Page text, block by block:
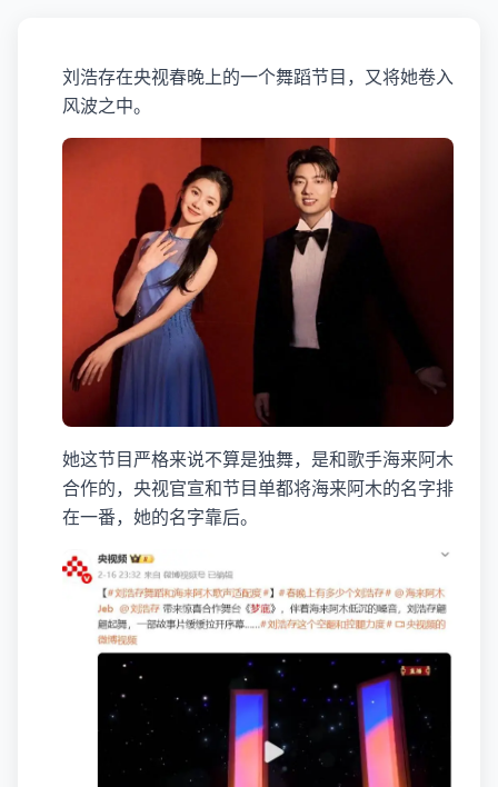
刘浩存在央视春晚上的一个舞蹈节目，又将她卷入
风波之中。
她这节目严格来说不算是独舞，是和歌手海来阿木
合作的，央视官宣和节目单都将海来阿木的名字排
在一番，她的名字靠后。